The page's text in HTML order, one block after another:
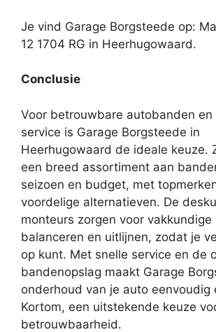
Je vind Garage Borgsteede op:
12 1704 RG in Heerhugowaard.
Conclusie
Voor betrouwbare autobanden
service is Garage Borgsteede in
Heerhugowaard de ideale keuze.
een breed assortiment aan
seizoen en budget, met
voordelige alternatieven. De
monteurs zorgen voor vakkundige
balanceren en uitlijnen, zodat je
op kunt. Met snelle service en de
bandenopslag maakt Garage
onderhoud van je auto eenvoudig
Kortom, een uitstekende keuze
betrouwbaarheid.